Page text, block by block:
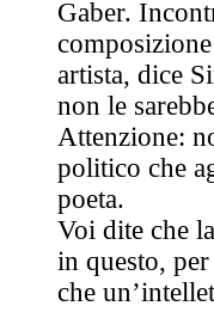
Gaber.
artista, dice
non le
Attenzione:
politico che
poeta.
Voi dite che
in questo,
che